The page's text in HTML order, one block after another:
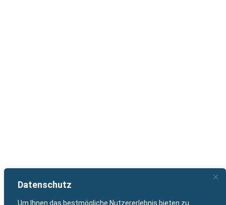
Datenschutz
Um Ihnen das bestmögliche Nutzererlebnis bieten zu